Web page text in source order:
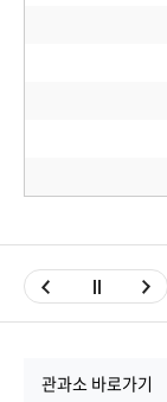
관과소 바로가기